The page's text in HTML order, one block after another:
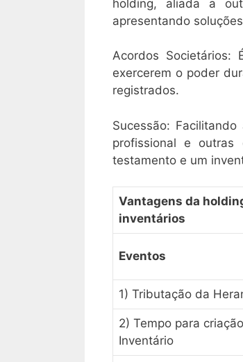
holding, aliada a
apresentando
Acordos Societários:
exercerem o poder
registrados.
Sucessão:
profissional e outras
testamento e um
Vantagens da
inventários
Eventos
1) Tributação da
2) Tempo para
Inventário